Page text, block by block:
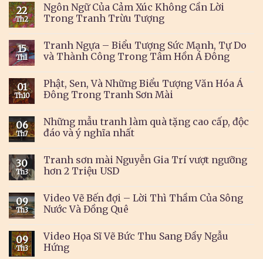
22
Th2
Ngôn Ngữ Của Cảm Xúc Không Cần Lời
Trong Tranh Trừu Tượng
15
Th1
Tranh Ngựa – Biểu Tượng Sức Mạnh, Tự Do
và Thành Công Trong Tâm Hồn Á Đông
01
Th10
Phật, Sen, Và Những Biểu Tượng Văn Hóa Á
Đông Trong Tranh Sơn Mài
06
Th7
Những mẫu tranh làm quà tặng cao cấp, độc
đáo và ý nghĩa nhất
30
Th3
Tranh sơn mài Nguyễn Gia Trí vượt ngưỡng
hơn 2 Triệu USD
09
Th3
Video Vẽ Bến đợi – Lời Thì Thầm Của Sông
Nước Và Đồng Quê
09
Th3
Video Họa Sĩ Vẽ Bức Thu Sang Đầy Ngẫu
Hứng